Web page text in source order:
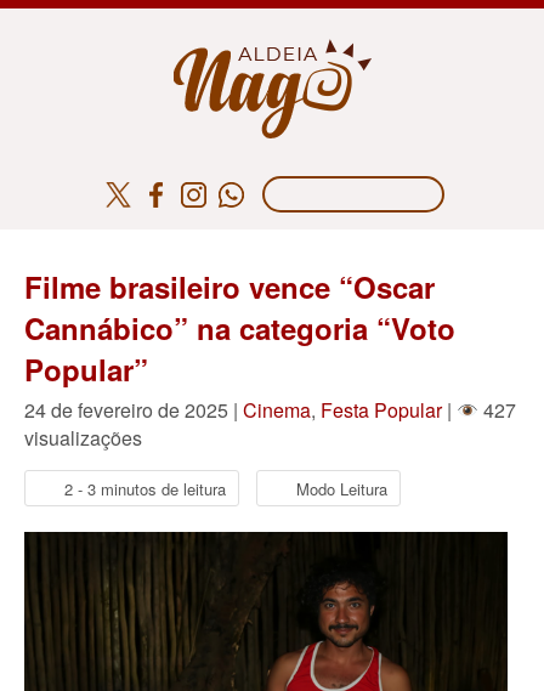
Filme brasileiro vence “Oscar
Cannábico” na categoria “Voto
Popular”
24 de fevereiro de 2025 | Cinema, Festa Popular|
427
visualizações
2 - 3 minutos de leitura Modo Leitura